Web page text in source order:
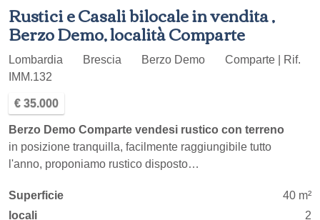
Rustici e Casali bilocale in vendita ,
Berzo Demo, località Comparte
Lombardia Brescia Berzo Demo
Comparte | Rif.
IMM.132
€ 35.000
Berzo Demo Comparte vendesi rustico con terreno
in posizione tranquilla, facilmente raggiungibile tutto
l'anno, proponiamo rustico disposto…
Superficie
40 m²
locali
2